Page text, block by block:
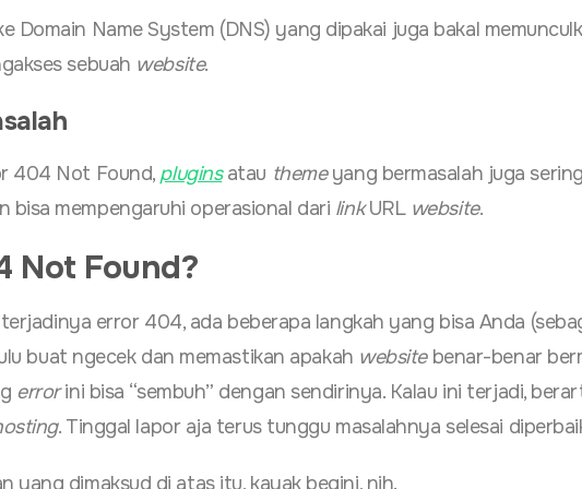
Domain Name System (DNS) yang dipakai juga bakal
sebuah website.
404 Not Found, pluginsatau themeyang bermasalah juga
bisa mempengaruhi operasional dari linkURL website.
Not Found?
error 404, ada beberapa langkah yang bisa Anda
buat ngecek dan memastikan apakah websitebenar-benar
errorini bisa “sembuh” dengan sendirinya. Kalau ini terjadi,
. Tinggal lapor aja terus tunggu masalahnya selesai
yang dimaksud di atas itu, kayak begini, nih.